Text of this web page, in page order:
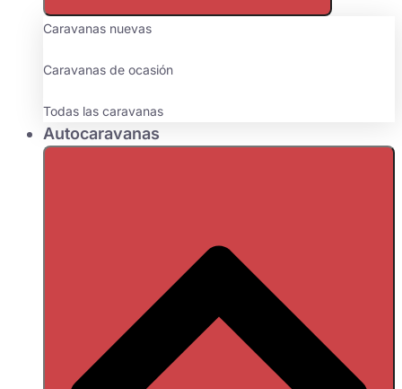
Caravanas nuevas
Caravanas de ocasión
Todas las caravanas
Autocaravanas